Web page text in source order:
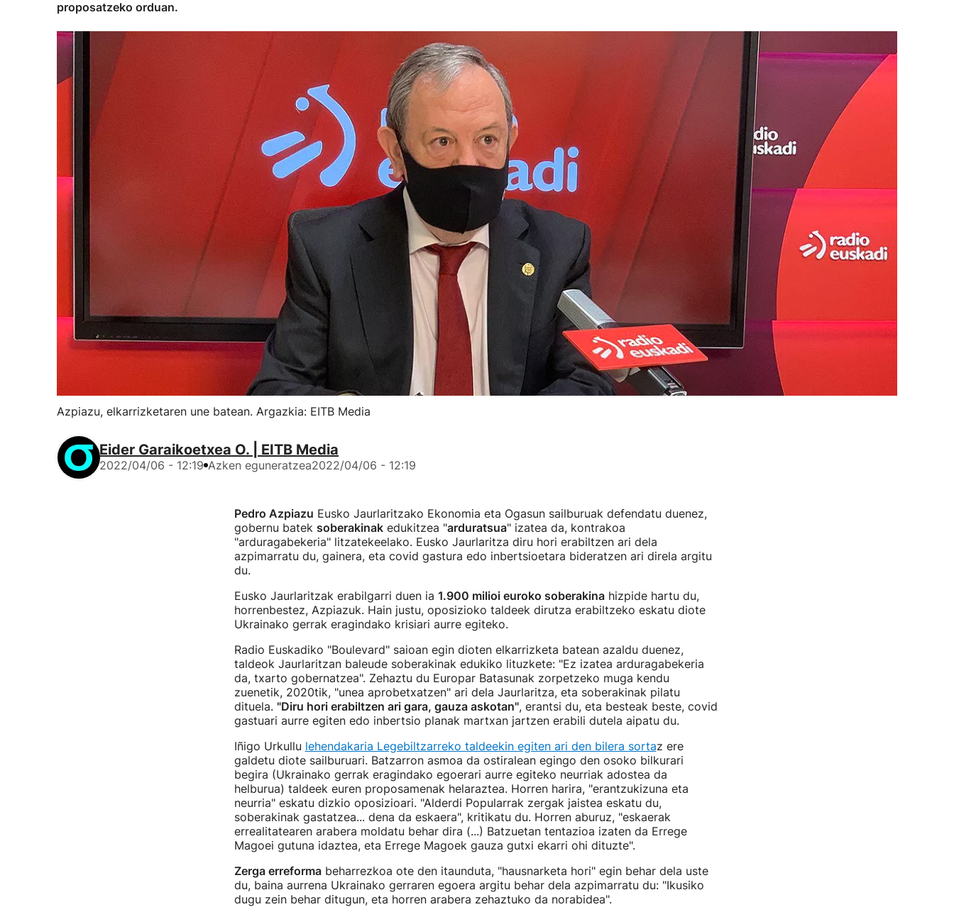
proposatzeko orduan.
Azpiazu, elkarrizketaren une batean. Argazkia: EITB Media
Eider Garaikoetxea O. | EITB Media
2022/04/06 - 12:19 Azken eguneratzea2022/04/06 - 12:19
Pedro Azpiazu Eusko Jaurlaritzako Ekonomia eta Ogasun sailburuak defendatu duenez,
gobernu batek soberakinakedukitzea "arduratsua" izatea da, kontrakoa
"arduragabekeria" litzatekeelako. Eusko Jaurlaritza diru hori erabiltzen ari dela
azpimarratu du, gainera, eta covid gastura edo inbertsioetara bideratzen ari direla argitu
du.
Eusko Jaurlaritzak erabilgarri duen ia 1.900 milioi euroko soberakinahizpide hartu du,
horrenbestez, Azpiazuk. Hain justu, oposizioko taldeek dirutza erabiltzeko eskatu diote
Ukrainako gerrak eragindako krisiari aurre egiteko.
Radio Euskadiko "Boulevard" saioan egin dioten elkarrizketa batean azaldu duenez,
taldeok Jaurlaritzan baleude soberakinak edukiko lituzkete: "Ez izatea arduragabekeria
da, txarto gobernatzea". Zehaztu du Europar Batasunak zorpetzeko muga kendu
zuenetik, 2020tik, "unea aprobetxatzen" ari dela Jaurlaritza, eta soberakinak pilatu
dituela. "Diru hori erabiltzen ari gara, gauza askotan", erantsi du, eta besteak beste, covid
gastuari aurre egiten edo inbertsio planak martxan jartzen erabili dutela aipatu du.
Iñigo Urkullu lehendakaria Legebiltzarreko taldeekin egiten ari den bilera sortaz ere
galdetu diote sailburuari. Batzarron asmoa da ostiralean egingo den osoko bilkurari
begira (Ukrainako gerrak eragindako egoerari aurre egiteko neurriak adostea da
helburua) taldeek euren proposamenak helaraztea. Horren harira, "erantzukizuna eta
neurria" eskatu dizkio oposizioari. "Alderdi Popularrak zergak jaistea eskatu du,
soberakinak gastatzea... dena da eskaera", kritikatu du. Horren aburuz, "eskaerak
errealitatearen arabera moldatu behar dira (...) Batzuetan tentazioa izaten da Errege
Magoei gutuna idaztea, eta Errege Magoek gauza gutxi ekarri ohi dituzte".
Zerga erreformabeharrezkoa ote den itaunduta, "hausnarketa hori" egin behar dela uste
du, baina aurrena Ukrainako gerraren egoera argitu behar dela azpimarratu du: "Ikusiko
dugu zein behar ditugun, eta horren arabera zehaztuko da norabidea".